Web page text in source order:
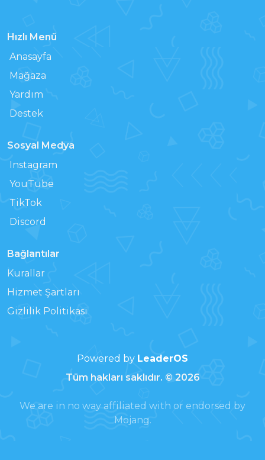
Hızlı Menü
Anasayfa
Mağaza
Yardım
Destek
Sosyal Medya
Instagram
YouTube
TikTok
Discord
Bağlantılar
Kurallar
Hizmet Şartları
Gizlilik Politikası
Powered by LeaderOS
Tüm hakları saklıdır. © 2026
We are in no way affiliated with or endorsed by
Mojang.